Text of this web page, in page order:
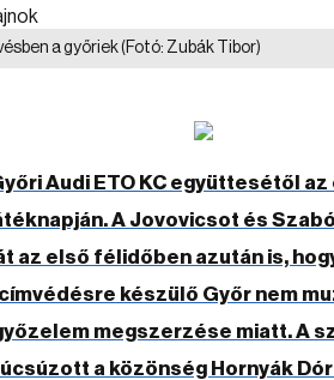
a győriek(Fotó: Zubák Tibor)
Audi ETO KC együttesétől
A Jovovicsot és
az első félidőben azután is,
készülő Győr nem
megszerzése miatt. A
a közönség Hornyák